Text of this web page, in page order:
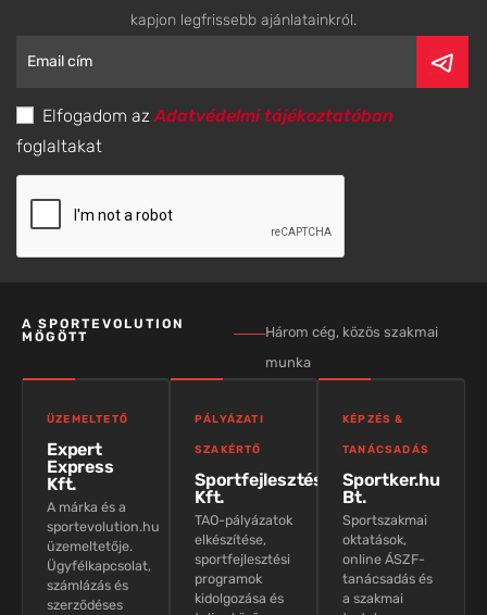
kapjon legfrissebb ajánlatainkról.
Elfogadom azAdatvédelmi tájékoztatóban
foglaltakat
A SPORTEVOLUTION
MÖGÖTT
Három cég, közös szakmai
munka
ÜZEMELTETŐ
Expert
Express
Kft.
A márka és a
sportevolution.hu
üzemeltetője.
Ügyfélkapcsolat,
számlázás és
szerződéses
PÁLYÁZATI
SZAKÉRTŐ
Sportfejlesztés
Kft.
TAO-pályázatok
elkészítése,
sportfejlesztési
programok
kidolgozása és
KÉPZÉS &
TANÁCSADÁS
Sportker.hu
Bt.
Sportszakmai
oktatások,
online ÁSZF-
tanácsadás és
a szakmai